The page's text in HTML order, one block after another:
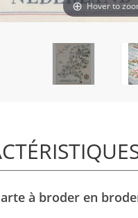
Hover to
à broder en